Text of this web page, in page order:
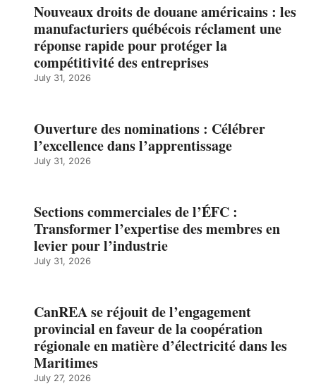
Nouveaux droits de douane américains : les
manufacturiers québécois réclament une
réponse rapide pour protéger la
compétitivité des entreprises
July 31, 2026
Ouverture des nominations : Célébrer
l’excellence dans l’apprentissage
July 31, 2026
Sections commerciales de l’ÉFC :
Transformer l’expertise des membres en
levier pour l’industrie
July 31, 2026
CanREA se réjouit de l’engagement
provincial en faveur de la coopération
régionale en matière d’électricité dans les
Maritimes
July 27, 2026